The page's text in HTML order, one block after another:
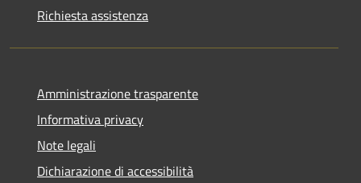
Richiesta assistenza
Amministrazione trasparente
Informativa privacy
Note legali
Dichiarazione di accessibilità